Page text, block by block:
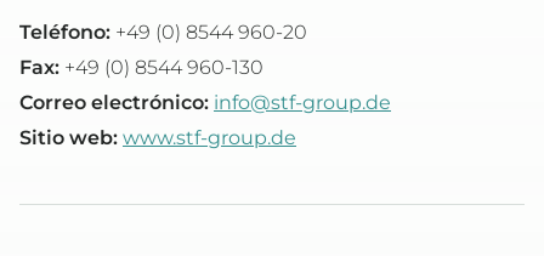
Teléfono: +49 (0) 8544 960-20
Fax: +49 (0) 8544 960-130
Correo electrónico: info@stf-group.de
Sitio web: www.stf-group.de